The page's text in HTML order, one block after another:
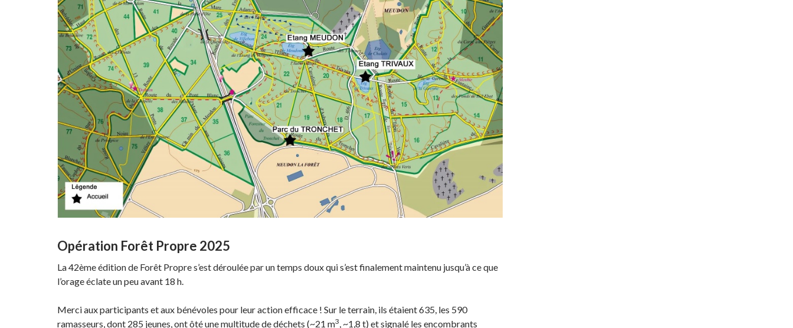
Opération Forêt Propre 2025
La 42ème édition de Forêt Propre s’est déroulée par un temps doux qui s’est finalement maintenu jusqu’à ce que
l’orage éclate un peu avant 18 h.
Merci aux participants et aux bénévoles pour leur action efficace ! Sur le terrain, ils étaient 635, les 590
ramasseurs, dont 285 jeunes, ont ôté une multitude de déchets (~21 m3 , ~1,8 t) et signalé les encombrants